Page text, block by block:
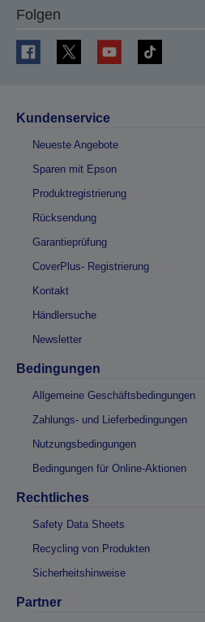
Folgen
Kundenservice
Neueste Angebote
Sparen mit Epson
Produktregistrierung
Rücksendung
Garantieprüfung
CoverPlus- Registrierung
Kontakt
Händlersuche
Newsletter
Bedingungen
Allgemeine Geschäftsbedingungen
Zahlungs- und Lieferbedingungen
Nutzungsbedingungen
Bedingungen für Online-Aktionen
Rechtliches
Safety Data Sheets
Recycling von Produkten
Sicherheitshinweise
Partner